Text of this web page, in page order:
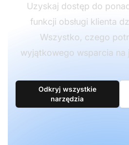
Uzyskaj dostęp do
funkcji obsługi klienta
Wszystko, czego
wyjątkowego wsparcia na
Odkryj wszystkie
narzędzia